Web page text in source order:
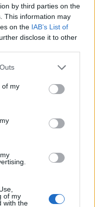
by third parties on the
This information may
on the IAB’s List of
disclose it to other
of my
of my
with the
Weghorst blikt
worden steeds